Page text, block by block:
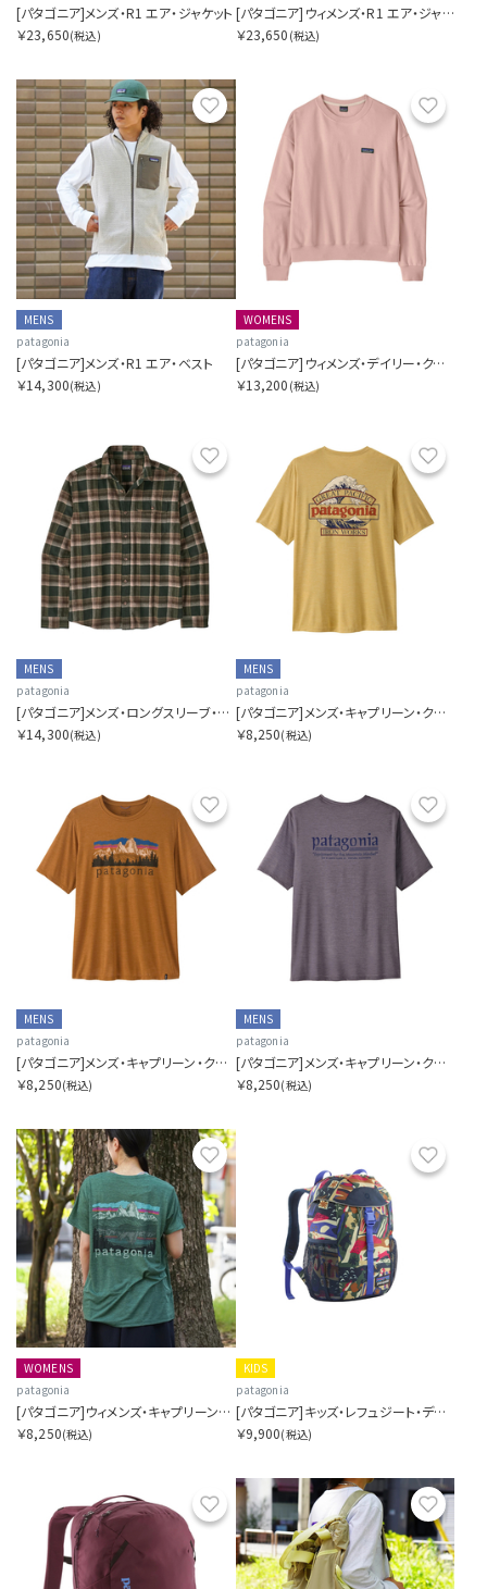
[パタゴニア]メンズ・R1 エア・ジャケット
￥23,650(税込)
[パタゴニア]ウィメンズ・R1 エア・ジャケット
￥23,650 (税込)
お気に入り
MENS
patagonia
[パタゴニア]メンズ・R1 エア・ベスト
￥14,300(税込)
WOMENS
patagonia
[パタゴニア]ウィメンズ・デイリー・クルー
￥13,200 (税込)
お気に入り
MENS
patagonia
[パタゴニア]メンズ・ロングスリーブ・ライトウェイト・フィヨルド・フランネル・シャツ
￥14,300(税込)
MENS
patagonia
[パタゴニア]メンズ・キャプリーン・クール・デイリー・シャツ（グレート・ウェーブス）
￥8,250(税込)
お気に入り
MENS
patagonia
[パタゴニア]メンズ・キャプリーン・クール・デイリー・シャツ（フィッツロイ・フットヒルズ）
￥8,250(税込)
MENS
patagonia
[パタゴニア]メンズ・キャプリーン・クール・デイリー・シャツ（ハット・トリッパー）
￥8,250(税込)
お気に入り
WOMENS
patagonia
[パタゴニア]ウィメンズ・キャプリーン・クール・デイリー・シャツ（フィッツロイ・フットヒルズ）
￥8,250(税込)
KIDS
patagonia
[パタゴニア]キッズ・レフュジート・デイパック 12L
￥9,900(税込)
お気に入り